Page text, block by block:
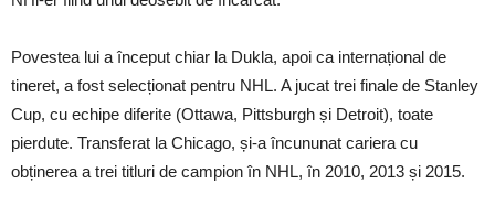
Povestea lui a început chiar la Dukla, apoi ca internațional de
tineret, a fost selecționat pentru NHL. A jucat trei finale de Stanley
Cup, cu echipe diferite (Ottawa, Pittsburgh și Detroit), toate
pierdute. Transferat la Chicago, și-a încununat cariera cu
obținerea a trei titluri de campion în NHL, în 2010, 2013 și 2015.